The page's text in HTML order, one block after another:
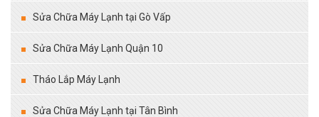
Sửa Chữa Máy Lạnh tại Gò Vấp
Sửa Chữa Máy Lạnh Quận 10
Tháo Lắp Máy Lạnh
Sửa Chữa Máy Lạnh tại Tân Bình